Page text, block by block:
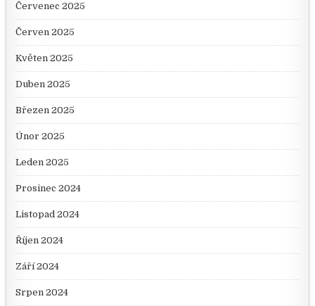
Červenec 2025
Červen 2025
Květen 2025
Duben 2025
Březen 2025
Únor 2025
Leden 2025
Prosinec 2024
Listopad 2024
Říjen 2024
Září 2024
Srpen 2024